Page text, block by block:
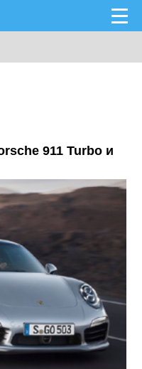
911 Turbo и